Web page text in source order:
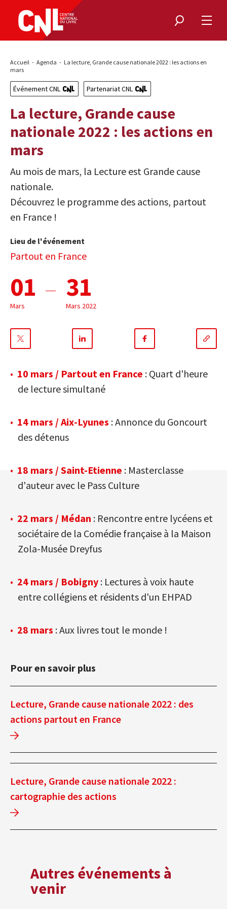
Rechercher
le
Fil
d'Ariane
Accueil Agenda
La lecture, Grande cause nationale 2022 : les actions en
mars
Événement CNL Partenariat CNL
La lecture, Grande cause
nationale 2022 : les actions en
mars
Au mois de mars, la Lecture est Grande cause
nationale.
Découvrez le programme des actions, partout
en France !
Lieu de l'événement
Partout en France
01
Mars
31
Mars 2022
Twitter
Linkedin
Facebook
10 mars / Partout en France : Quart d'heure
de lecture simultané
14 mars / Aix-Lyunes : Annonce du Goncourt
des détenus
18 mars / Saint-Etienne : Masterclasse
d'auteur avec le Pass Culture
22 mars / Médan : Rencontre entre lycéens et
sociétaire de la Comédie française à la Maison
Zola-Musée Dreyfus
24 mars / Bobigny : Lectures à voix haute
entre collégiens et résidents d'un EHPAD
28 mars : Aux livres tout le monde !
Pour en savoir plus
Lecture, Grande cause nationale 2022 : des
actions partout en France
Lecture, Grande cause nationale 2022 :
cartographie des actions
Autres événements à
venir